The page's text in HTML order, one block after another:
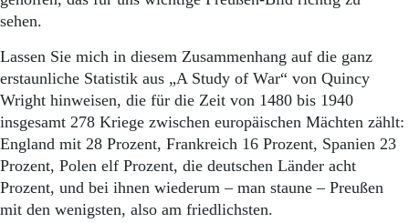
sehen.
Lassen Sie mich in diesem Zusammenhang auf die ganz
erstaunliche Statistik aus „A Study of War“ von Quincy
Wright hinweisen, die für die Zeit von 1480 bis 1940
insgesamt 278 Kriege zwischen europäischen Mächten zählt:
England mit 28 Prozent, Frankreich 16 Prozent, Spanien 23
Prozent, Polen elf Prozent, die deutschen Länder acht
Prozent, und bei ihnen wiederum – man staune – Preußen
mit den wenigsten, also am friedlichsten.